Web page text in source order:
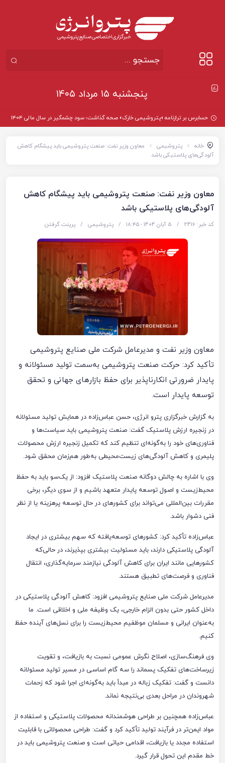
پنجشنبه ۱۵ مرداد ۱۴۰۵
حسابرس بر ترازنامه «پتروشیمی خارک» صحه گذاشت؛ سود چشمگیر در سال مالی ۱۴۰۴
خانه پتروشیمی
معاون وزیر نفت: صنعت پتروشیمی باید پیشگام کاهش
آلودگی‌های پلاستیکی باشد
معاون وزیر نفت: صنعت پتروشیمی باید پیشگام کاهش
آلودگی‌های پلاستیکی باشد
کد خبر: 2416 / 5 آبان 1404 - ۱۸:۴۵ / پتروشیمی / پرینت گرفتن
معاون وزیر نفت و مدیرعامل شرکت ملی صنایع پتروشیمی
تأکید کرد: حرکت صنعت پتروشیمی به‌سمت تولید مسئولانه و
پایدار ضرورتی انکارناپذیر برای حفظ بازارهای جهانی و تحقق
توسعه پایدار است.
به گزارش خبرگزاری پترو انرژی، حسن عباس‌زاده در همایش تولید مسئولانه
در زنجیره ارزش پلاستیک گفت: صنعت پتروشیمی باید سیاست‌ها و
فناوری‌های خود را به‌گونه‌ای تنظیم کند که تکمیل زنجیره ارزش محصولات
پلیمری و کاهش آلودگی‌های زیست‌محیطی به‌طور هم‌زمان محقق شود.
وی با اشاره به چالش دوگانه صنعت پلاستیک افزود: از یک‌سو باید به حفظ
محیط‌زیست و اصول توسعه پایدار متعهد باشیم و از سوی دیگر، برخی
مقررات بین‌المللی می‌تواند برای کشورهای در حال توسعه پرهزینه یا از نظر
فنی دشوار باشد.
عباس‌زاده تأکید کرد: کشورهای توسعه‌یافته که سهم بیشتری در ایجاد
آلودگی پلاستیکی دارند، باید مسئولیت بیشتری بپذیرند، در حالی‌که
کشورهایی مانند ایران برای کاهش آلودگی نیازمند سرمایه‌گذاری، انتقال
فناوری و فرصت‌های تطبیق هستند.
مدیرعامل شرکت ملی صنایع پتروشیمی افزود: کاهش آلودگی پلاستیکی در
داخل کشور حتی بدون الزام خارجی، یک وظیفه ملی و اخلاقی است. ما
به‌عنوان ایرانی و مسلمان موظفیم محیط‌زیست را برای نسل‌های آینده حفظ
کنیم.
وی فرهنگ‌سازی، اصلاح نگرش عمومی نسبت به بازیافت، و تقویت
زیرساخت‌های تفکیک پسماند را سه گام اساسی در مسیر تولید مسئولانه
دانست و گفت: تفکیک زباله در مبدأ باید به‌گونه‌ای اجرا شود که زحمات
شهروندان در مراحل بعدی بی‌نتیجه نماند.
عباس‌زاده همچنین بر طراحی هوشمندانه محصولات پلاستیکی و استفاده از
مواد ایمن‌تر در فرآیند تولید تأکید کرد و گفت: طراحی محصولاتی با قابلیت
استفاده مجدد یا بازیافت، اقدامی حیاتی است و صنعت پتروشیمی باید در
خط مقدم این تحول قرار گیرد.